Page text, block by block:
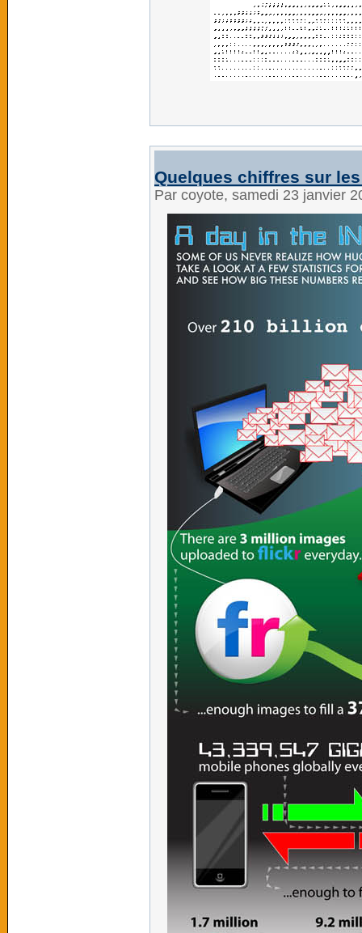
Quelques chiffres sur
Par coyote, samedi 23 janvier